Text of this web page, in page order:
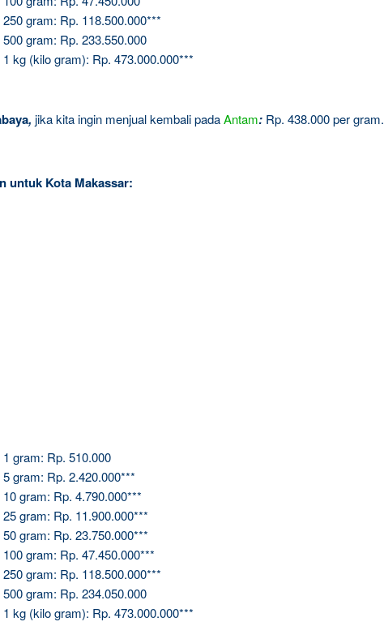
gram: Rp. 118.500.000***
gram: Rp. 233.550.000
kg (kilo gram): Rp. 473.000.000***
, jika kita ingin menjual kembali padaAntam: Rp. 438.000 per gram.
untuk Kota Makassar:
gram: Rp. 510.000
gram: Rp. 2.420.000***
gram: Rp. 4.790.000***
gram: Rp. 11.900.000***
gram: Rp. 23.750.000***
gram: Rp. 47.450.000***
gram: Rp. 118.500.000***
gram: Rp. 234.050.000
kg (kilo gram): Rp. 473.000.000***